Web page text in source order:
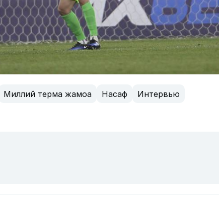
Миллий терма жамоа Насаф
Интервью